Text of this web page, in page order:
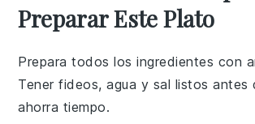
Preparar Este Plato
Prepara todos los ingredientes con
Tenerfideos,agua y sal listos antes
ahorra tiempo.